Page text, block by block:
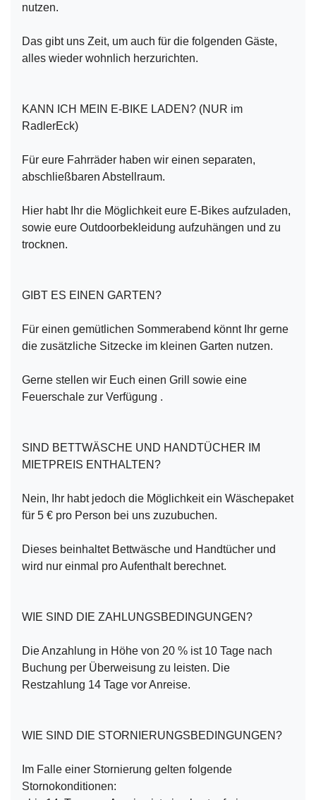
nutzen.
Das gibt uns Zeit, um auch für die folgenden Gäste,
alles wieder wohnlich herzurichten.
KANN ICH MEIN E-BIKE LADEN? (NUR im
RadlerEck)
Für eure Fahrräder haben wir einen separaten,
abschließbaren Abstellraum.
Hier habt Ihr die Möglichkeit eure E-Bikes aufzuladen,
sowie eure Outdoorbekleidung aufzuhängen und zu
trocknen.
GIBT ES EINEN GARTEN?
Für einen gemütlichen Sommerabend könnt Ihr gerne
die zusätzliche Sitzecke im kleinen Garten nutzen.
Gerne stellen wir Euch einen Grill sowie eine
Feuerschale zur Verfügung .
SIND BETTWÄSCHE UND HANDTÜCHER IM
MIETPREIS ENTHALTEN?
Nein, Ihr habt jedoch die Möglichkeit ein Wäschepaket
für 5 € pro Person bei uns zuzubuchen.
Dieses beinhaltet Bettwäsche und Handtücher und
wird nur einmal pro Aufenthalt berechnet.
WIE SIND DIE ZAHLUNGSBEDINGUNGEN?
Die Anzahlung in Höhe von 20 % ist 10 Tage nach
Buchung per Überweisung zu leisten. Die
Restzahlung 14 Tage vor Anreise.
WIE SIND DIE STORNIERUNGSBEDINGUNGEN?
Im Falle einer Stornierung gelten folgende
Stornokonditionen: